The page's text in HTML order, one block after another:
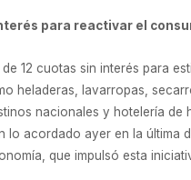
para reactivar el
12 cuotas sin interés para
heladeras, lavarropas,
nacionales y hotelería
lo acordado ayer en la última
que impulsó esta